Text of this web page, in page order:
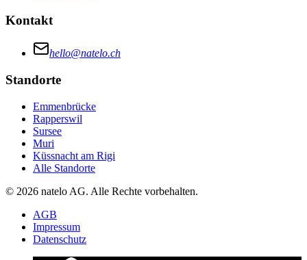
Kontakt
hello@natelo.ch
Standorte
Emmenbrücke
Rapperswil
Sursee
Muri
Küssnacht am Rigi
Alle Standorte
© 2026 natelo AG. Alle Rechte vorbehalten.
AGB
Impressum
Datenschutz